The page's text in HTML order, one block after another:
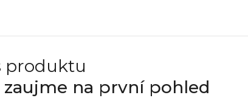
produktu
na první pohled